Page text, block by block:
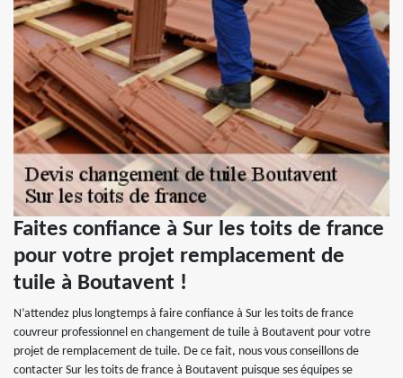
Faites confiance à Sur les toits de france
pour votre projet remplacement de
tuile à Boutavent !
N’attendez plus longtemps à faire confiance à Sur les toits de france
couvreur professionnel en changement de tuile à Boutavent pour votre
projet de remplacement de tuile. De ce fait, nous vous conseillons de
contacter Sur les toits de france à Boutavent puisque ses équipes se